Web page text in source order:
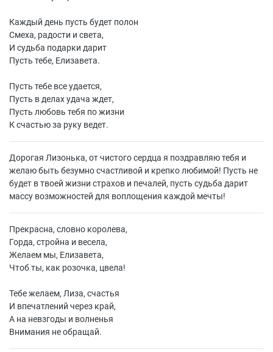
Каждый день пусть будет полон
Смеха, радости и света,
И судьба подарки дарит
Пусть тебе, Елизавета.
Пусть тебе все удается,
Пусть в делах удача ждет,
Пусть любовь тебя по жизни
К счастью за руку ведет.
Дорогая Лизонька, от чистого сердца я поздравляю тебя и
желаю быть безумно счастливой и крепко любимой! Пусть не
будет в твоей жизни страхов и печалей, пусть судьба дарит
массу возможностей для воплощения каждой мечты!
Прекрасна, словно королева,
Горда, стройна и весела,
Желаем мы, Елизавета,
Чтоб ты, как розочка, цвела!
Тебе желаем, Лиза, счастья
И впечатлений через край,
А на невзгоды и волненья
Внимания не обращай.